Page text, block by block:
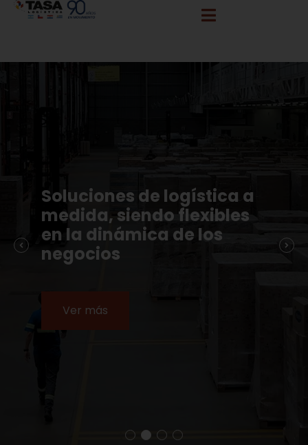
info@tasalogistica.com comercial@tasalogistica.com
Soluciones de logística a
medida, siendo flexibles
en la dinámica de los
negocios
Ver más